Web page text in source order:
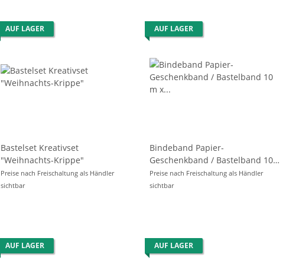
AUF LAGER
Bastelset Kreativset
"Weihnachts-Krippe"
Preise nach Freischaltung als Händler
sichtbar
AUF LAGER
Bindeband Papier-
Geschenkband / Bastelband 10
m x Ø 2mm - GRÜN -
Preise nach Freischaltung als Händler
sichtbar
AUF LAGER AUF LAGER